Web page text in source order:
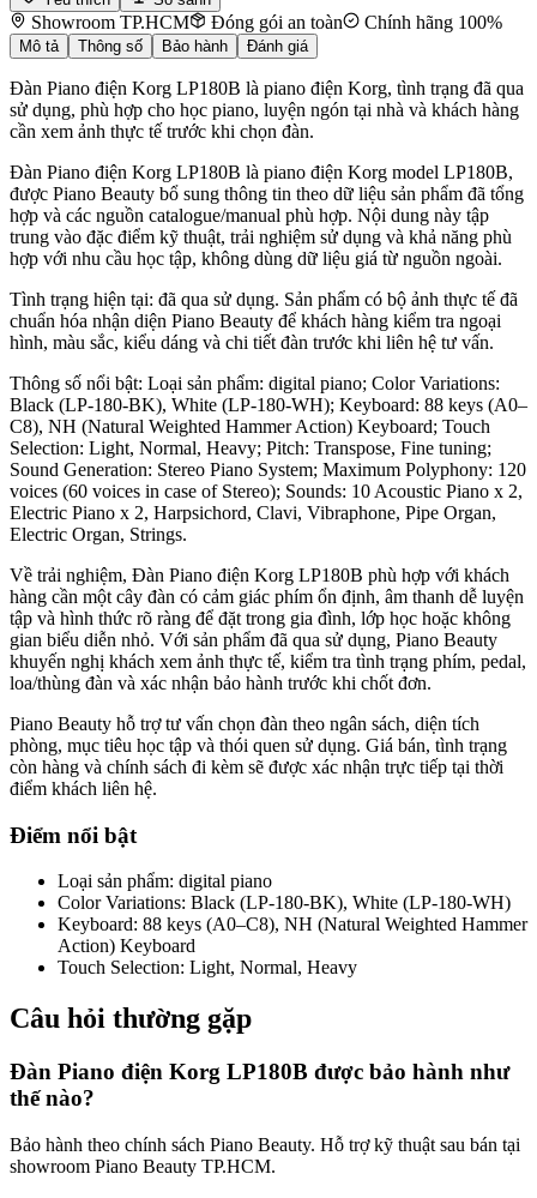
Showroom TP.HCM Đóng gói an toàn Chính hãng 100%
Mô tả Thông số Bảo hành Đánh giá
Đàn Piano điện Korg LP180B là piano điện Korg, tình trạng đã qua
sử dụng, phù hợp cho học piano, luyện ngón tại nhà và khách hàng
cần xem ảnh thực tế trước khi chọn đàn.
Đàn Piano điện Korg LP180B là piano điện Korg model LP180B,
được Piano Beauty bổ sung thông tin theo dữ liệu sản phẩm đã tổng
hợp và các nguồn catalogue/manual phù hợp. Nội dung này tập
trung vào đặc điểm kỹ thuật, trải nghiệm sử dụng và khả năng phù
hợp với nhu cầu học tập, không dùng dữ liệu giá từ nguồn ngoài.
Tình trạng hiện tại: đã qua sử dụng. Sản phẩm có bộ ảnh thực tế đã
chuẩn hóa nhận diện Piano Beauty để khách hàng kiểm tra ngoại
hình, màu sắc, kiểu dáng và chi tiết đàn trước khi liên hệ tư vấn.
Thông số nổi bật: Loại sản phẩm: digital piano; Color Variations:
Black (LP-180-BK), White (LP-180-WH); Keyboard: 88 keys (A0–
C8), NH (Natural Weighted Hammer Action) Keyboard; Touch
Selection: Light, Normal, Heavy; Pitch: Transpose, Fine tuning;
Sound Generation: Stereo Piano System; Maximum Polyphony: 120
voices (60 voices in case of Stereo); Sounds: 10 Acoustic Piano x 2,
Electric Piano x 2, Harpsichord, Clavi, Vibraphone, Pipe Organ,
Electric Organ, Strings.
Về trải nghiệm, Đàn Piano điện Korg LP180B phù hợp với khách
hàng cần một cây đàn có cảm giác phím ổn định, âm thanh dễ luyện
tập và hình thức rõ ràng để đặt trong gia đình, lớp học hoặc không
gian biểu diễn nhỏ. Với sản phẩm đã qua sử dụng, Piano Beauty
khuyến nghị khách xem ảnh thực tế, kiểm tra tình trạng phím, pedal,
loa/thùng đàn và xác nhận bảo hành trước khi chốt đơn.
Piano Beauty hỗ trợ tư vấn chọn đàn theo ngân sách, diện tích
phòng, mục tiêu học tập và thói quen sử dụng. Giá bán, tình trạng
còn hàng và chính sách đi kèm sẽ được xác nhận trực tiếp tại thời
điểm khách liên hệ.
Điểm nổi bật
Loại sản phẩm: digital piano
Color Variations: Black (LP-180-BK), White (LP-180-WH)
Keyboard: 88 keys (A0–C8), NH (Natural Weighted Hammer
Action) Keyboard
Touch Selection: Light, Normal, Heavy
Câu hỏi thường gặp
Đàn Piano điện Korg LP180B được bảo hành như
thế nào?
Bảo hành theo chính sách Piano Beauty. Hỗ trợ kỹ thuật sau bán tại
showroom Piano Beauty TP.HCM.